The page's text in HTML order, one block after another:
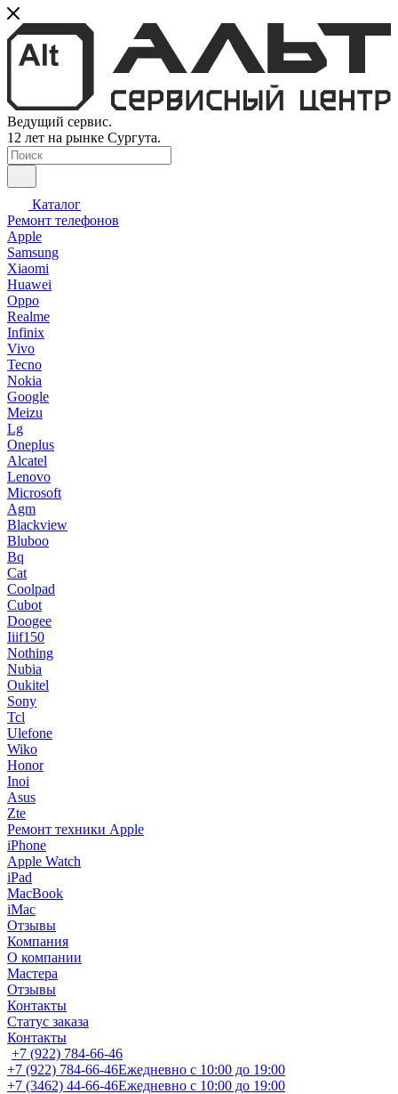
Ведущий сервис.
12 лет на рынке Сургута.
Каталог
Ремонт телефонов
Apple
Samsung
Xiaomi
Huawei
Oppo
Realme
Infinix
Vivo
Tecno
Nokia
Google
Meizu
Lg
Oneplus
Alcatel
Lenovo
Microsoft
Agm
Blackview
Bluboo
Bq
Cat
Coolpad
Cubot
Doogee
Iiif150
Nothing
Nubia
Oukitel
Sony
Tcl
Ulefone
Wiko
Honor
Inoi
Asus
Zte
Ремонт техники Apple
iPhone
Apple Watch
iPad
MacBook
iMac
Отзывы
Компания
О компании
Мастера
Отзывы
Контакты
Статус заказа
Контакты
+7 (922) 784-66-46
+7 (922) 784-66-46Ежедневно с 10:00 до 19:00
+7 (3462) 44-66-46Ежедневно с 10:00 до 19:00